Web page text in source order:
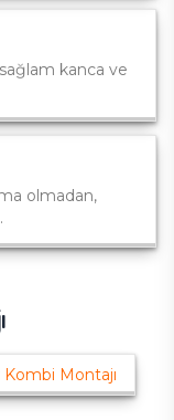
kanca ve
olmadan,
Kombi Montajı